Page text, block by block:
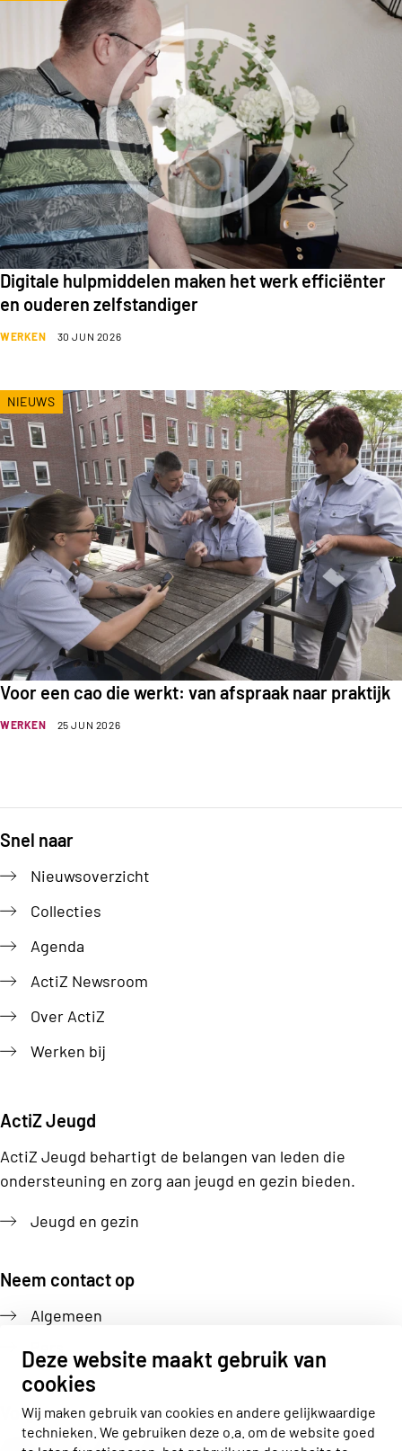
Deze website maakt gebruik van
cookies
Wij maken gebruik van cookies en andere gelijkwaardige
technieken. We gebruiken deze o.a. om de website goed
WERKEN 30 JUN 2026
Digitale hulpmiddelen maken het werk efficiënter
en ouderen zelfstandiger
WERKEN 25 JUN 2026
Voor een cao die werkt: van afspraak naar praktijk
NIEUWS
Snel naar
Nieuwsoverzicht
Collecties
Agenda
ActiZ Newsroom
Over ActiZ
Werken bij
ActiZ Jeugd
ActiZ Jeugd behartigt de belangen van leden die
ondersteuning en zorg aan jeugd en gezin bieden.
Jeugd en gezin
Neem contact op
Algemeen
Pers
Volg ons